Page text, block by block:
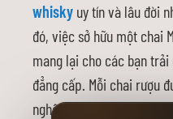
whisky uy tín và lâu đời
đó, việc sở hữu một chai
mang lại cho các bạn
đẳng cấp. Mỗi chai rượu
nghệ thuật chưng cất